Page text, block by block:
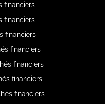
financiers
financiers
financiers
financiers
financiers
financiers
financiers